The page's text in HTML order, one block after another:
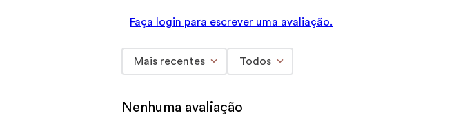
Faça login para escrever uma avaliação.
Mais recentes Todos
Nenhuma avaliação